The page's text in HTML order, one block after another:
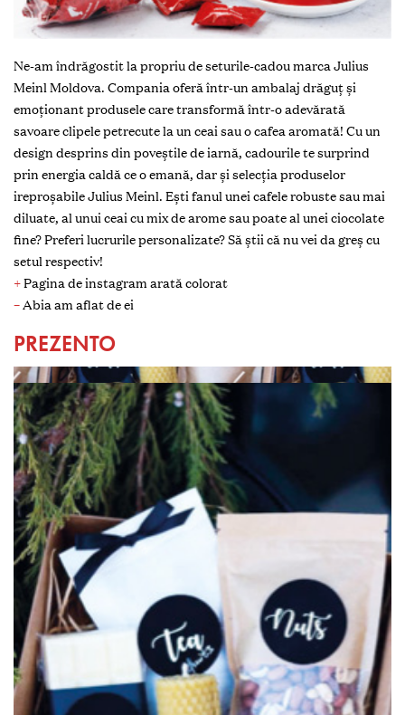
Ne-am îndrăgostit la propriu de seturile-cadou marca Julius
Meinl Moldova. Compania oferă într-un ambalaj drăguț și
emoționant produsele care transformă într-o adevărată
savoare clipele petrecute la un ceai sau o cafea aromată! Cu un
design desprins din poveștile de iarnă, cadourile te surprind
prin energia caldă ce o emană, dar și selecția produselor
ireproșabile Julius Meinl. Ești fanul unei cafele robuste sau mai
diluate, al unui ceai cu mix de arome sau poate al unei ciocolate
fine? Preferi lucrurile personalizate? Să știi că nu vei da greș cu
setul respectiv!
+Pagina de instagram arată colorat
–Abia am aflat de ei
PREZENTO